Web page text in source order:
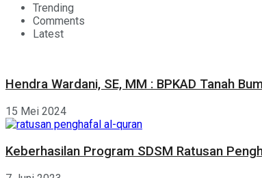
Trending
Comments
Latest
Hendra Wardani, SE, MM : BPKAD Tanah
15 Mei 2024
Keberhasilan Program SDSM Ratusan